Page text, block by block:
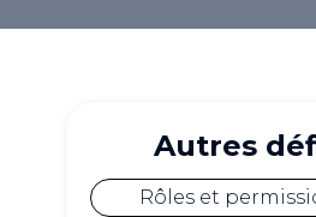
Autres
Rôles et